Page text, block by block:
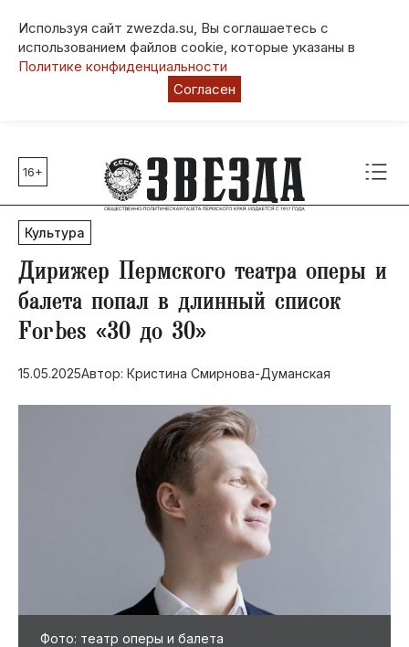
Используя сайт zwezda.su, Вы соглашаетесь с
использованием файлов cookie, которые указаны в
Политике конфиденциальности
Согласен
Главные темы
80 лет Победы
Молодежная столица РФ
СВО
Выборы в Пермском крае
Социальная поддержка
Инфраструктура
Благоустройство
16+
Культура
Дирижер Пермского театра оперы и
балета попал в длинный список
Forbes «30 до 30»
15.05.2025Автор: Кристина Смирнова-Думанская
Фото: театр оперы и балета